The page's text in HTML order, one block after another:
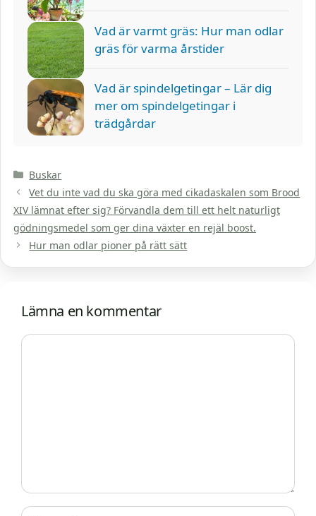
Vad är varmt gräs: Hur man odlar
gräs för varma årstider
Vad är spindelgetingar – Lär dig
mer om spindelgetingar i
trädgårdar
Kategorier
Buskar
Vet du inte vad du ska göra med cikadaskalen som Brood
XIV lämnat efter sig? Förvandla dem till ett helt naturligt
gödningsmedel som ger dina växter en rejäl boost.
Hur man odlar pioner på rätt sätt
Lämna en kommentar
Kommentar